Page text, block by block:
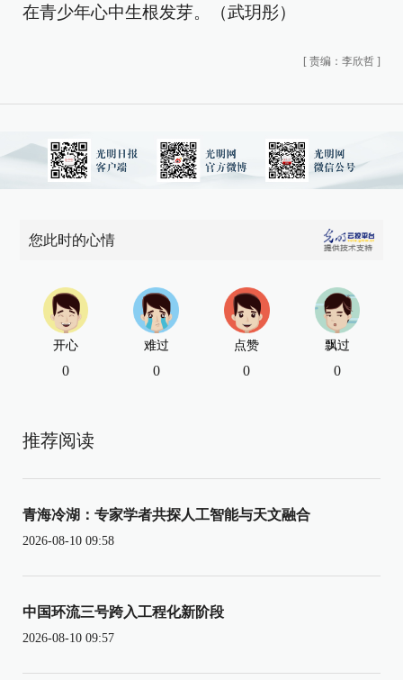
在青少年心中生根发芽。（武玥彤）
[ 责编：李欣哲 ]
您此时的心情
开心
0
难过
0
点赞
0
飘过
0
推荐阅读
青海冷湖：专家学者共探人工智能与天文融合
2026-08-10 09:58
中国环流三号跨入工程化新阶段
2026-08-10 09:57